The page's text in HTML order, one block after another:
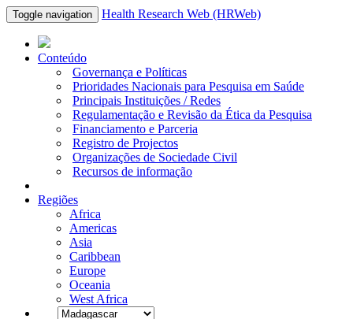
Toggle navigation Health Research Web (HRWeb)
Conteúdo
Governança e Políticas
Prioridades Nacionais para Pesquisa em Saúde
Principais Instituições / Redes
Regulamentação e Revisão da Ética da Pesquisa
Financiamento e Parceria
Registro de Projectos
Organizações de Sociedade Civil
Recursos de informação
Regiões
Africa
Americas
Asia
Caribbean
Europe
Oceania
West Africa